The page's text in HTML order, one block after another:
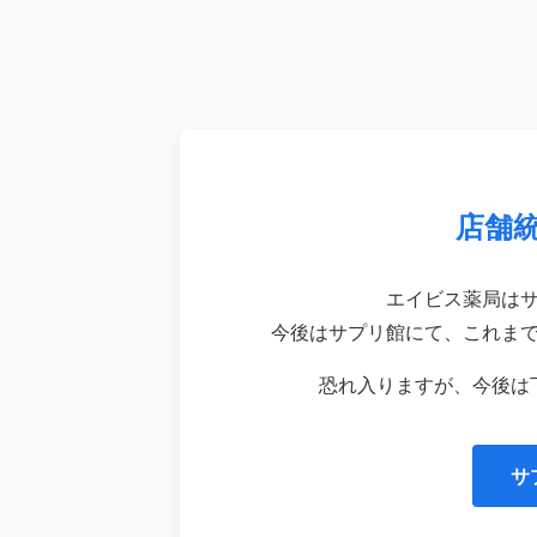
店舗
エイビス薬局は
今後はサプリ館にて、これま
恐れ入りますが、今後
サ